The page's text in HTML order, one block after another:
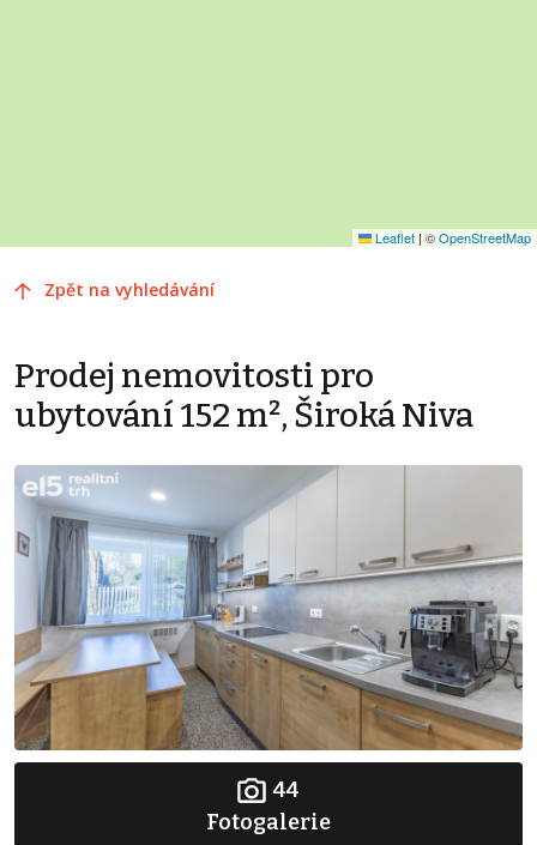
Leaflet | ©OpenStreetMap
Zpět na vyhledávání
Prodej nemovitosti pro
ubytování 152 m², Široká Niva
44
Fotogalerie